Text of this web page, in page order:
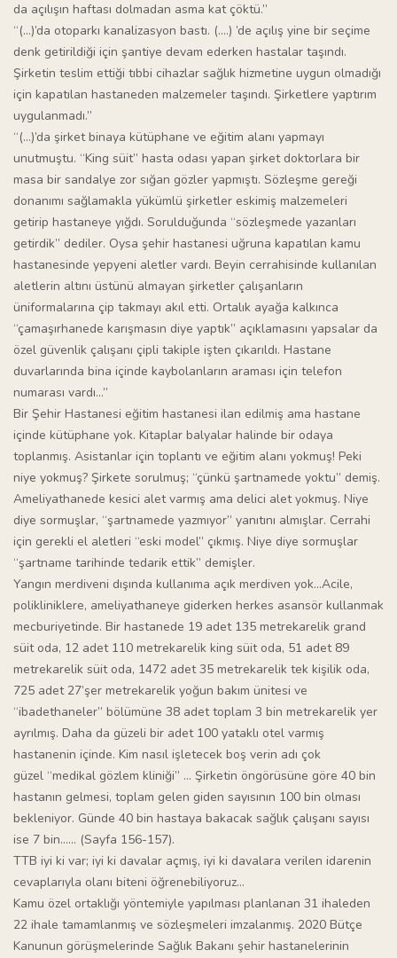
da açılışın haftası dolmadan asma kat çöktü.”
“(…)’da otoparkı kanalizasyon bastı. (….) ’de açılış yine bir seçime
denk getirildiği için şantiye devam ederken hastalar taşındı.
Şirketin teslim ettiği tıbbi cihazlar sağlık hizmetine uygun olmadığı
için kapatılan hastaneden malzemeler taşındı. Şirketlere yaptırım
uygulanmadı.”
“(…)’da şirket binaya kütüphane ve eğitim alanı yapmayı
unutmuştu. “King süit” hasta odası yapan şirket doktorlara bir
masa bir sandalye zor sığan gözler yapmıştı. Sözleşme gereği
donanımı sağlamakla yükümlü şirketler eskimiş malzemeleri
getirip hastaneye yığdı. Sorulduğunda “sözleşmede yazanları
getirdik” dediler. Oysa şehir hastanesi uğruna kapatılan kamu
hastanesinde yepyeni aletler vardı. Beyin cerrahisinde kullanılan
aletlerin altını üstünü almayan şirketler çalışanların
üniformalarına çip takmayı akıl etti. Ortalık ayağa kalkınca
“çamaşırhanede karışmasın diye yaptık” açıklamasını yapsalar da
özel güvenlik çalışanı çipli takiple işten çıkarıldı. Hastane
duvarlarında bina içinde kaybolanların araması için telefon
numarası vardı…”
Bir Şehir Hastanesi eğitim hastanesi ilan edilmiş ama hastane
içinde kütüphane yok. Kitaplar balyalar halinde bir odaya
toplanmış. Asistanlar için toplantı ve eğitim alanı yokmuş! Peki
niye yokmuş? Şirkete sorulmuş; “çünkü şartnamede yoktu” demiş.
Ameliyathanede kesici alet varmış ama delici alet yokmuş. Niye
diye sormuşlar, “şartnamede yazmıyor” yanıtını almışlar. Cerrahi
için gerekli el aletleri “eski model” çıkmış. Niye diye sormuşlar
“şartname tarihinde tedarik ettik” demişler.
Yangın merdiveni dışında kullanıma açık merdiven yok…Acile,
polikliniklere, ameliyathaneye giderken herkes asansör kullanmak
mecburiyetinde. Bir hastanede 19 adet 135 metrekarelik grand
süit oda, 12 adet 110 metrekarelik king süit oda, 51 adet 89
metrekarelik süit oda, 1472 adet 35 metrekarelik tek kişilik oda,
725 adet 27’şer metrekarelik yoğun bakım ünitesi ve
“ibadethaneler” bölümüne 38 adet toplam 3 bin metrekarelik yer
ayrılmış. Daha da güzeli bir adet 100 yataklı otel varmış
hastanenin içinde. Kim nasıl işletecek boş verin adı çok
güzel “medikal gözlem kliniği” … Şirketin öngörüsüne göre 40 bin
hastanın gelmesi, toplam gelen giden sayısının 100 bin olması
bekleniyor. Günde 40 bin hastaya bakacak sağlık çalışanı sayısı
ise 7 bin…… (Sayfa 156-157).
TTB iyi ki var; iyi ki davalar açmış, iyi ki davalara verilen idarenin
cevaplarıyla olanı biteni öğrenebiliyoruz…
Kamu özel ortaklığı yöntemiyle yapılması planlanan 31 ihaleden
22 ihale tamamlanmış ve sözleşmeleri imzalanmış. 2020 Bütçe
Kanunun görüşmelerinde Sağlık Bakanı şehir hastanelerinin